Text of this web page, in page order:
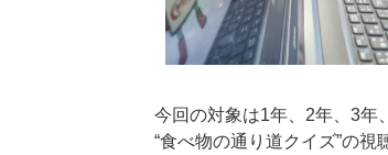
今回の対象は1年、2年、3年
“食べ物の通り道クイズ”の視